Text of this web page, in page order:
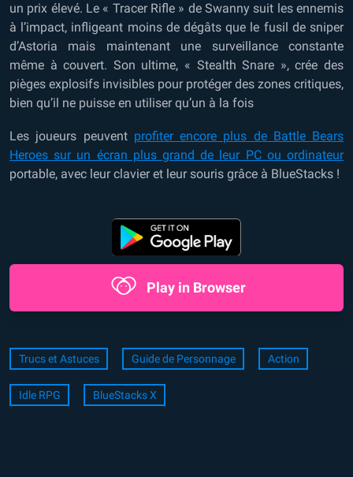
un prix élevé. Le « Tracer Rifle » de Swanny suit les ennemis
à l’impact, infligeant moins de dégâts que le fusil de sniper
d’Astoria mais maintenant une surveillance constante
même à couvert. Son ultime, « Stealth Snare », crée des
pièges explosifs invisibles pour protéger des zones critiques,
bien qu’il ne puisse en utiliser qu’un à la fois
Les joueurs peuvent profiter encore plus de Battle Bears
Heroes sur un écran plus grand de leur PC ou ordinateur
portable, avec leur clavier et leur souris grâce à BlueStacks !
Play in Browser
Trucs et Astuces Guide de Personnage Action
Idle RPG BlueStacks X